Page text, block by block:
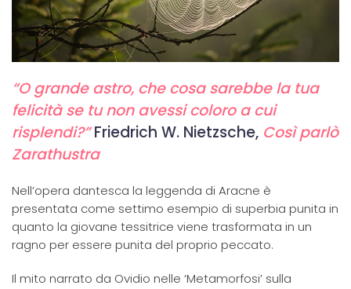
“O grande astro, che cosa sarebbe la tua
felicità se tu non avessi coloro a cui
risplendi?”Friedrich W. Nietzsche, Così parlò
Zarathustra
Nell’opera dantesca la leggenda di Aracne è
presentata come settimo esempio di superbia punita in
quanto la giovane tessitrice viene trasformata in un
ragno per essere punita del proprio peccato.
Il mito narrato da Ovidio nelle ‘Metamorfosi’ sulla